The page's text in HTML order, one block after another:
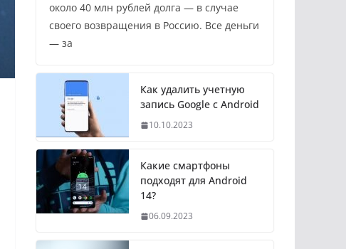
около 40 млн рублей долга — в случае
своего возвращения в Россию. Все деньги
— за
Как удалить учетную
запись Google с Android
10.10.2023
Какие смартфоны
подходят для Android
14?
06.09.2023